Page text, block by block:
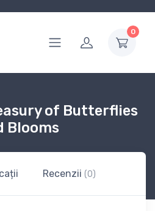
0
of Butterflies
Blooms
Recenzii (0)